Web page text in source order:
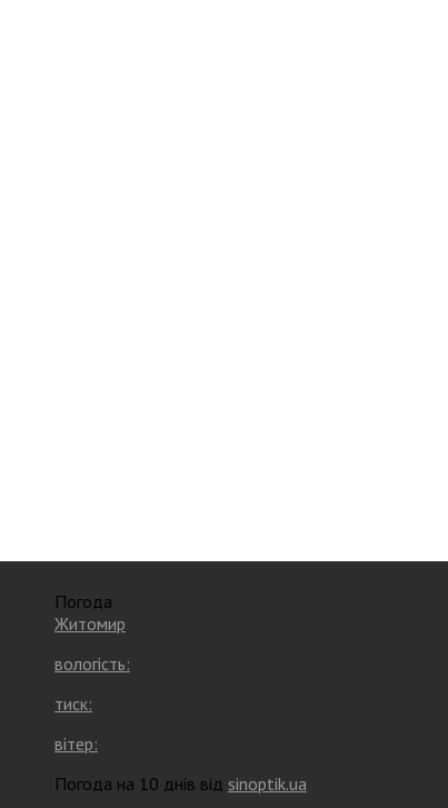
Погода
Житомир
вологість:
тиск:
вітер:
Погода на 10 днів від sinoptik.ua